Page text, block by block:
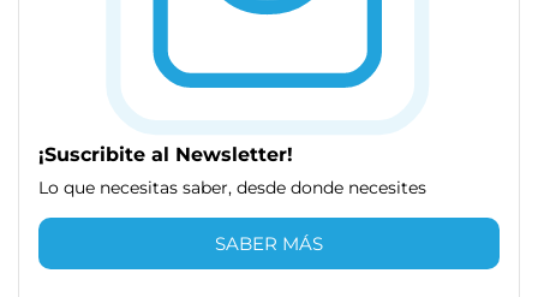
¡Suscribite al Newsletter!
Lo que necesitas saber, desde donde necesites
SABER MÁS